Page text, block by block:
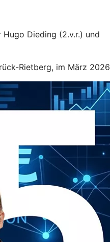
Dieding (2.v.r.) und
Rietberg, im März 2026